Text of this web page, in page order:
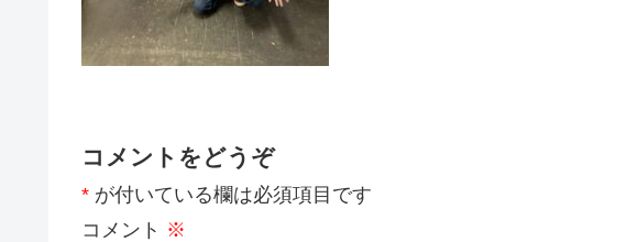
コメントをどうぞ
* が付いている欄は必須項目です
コメント ※